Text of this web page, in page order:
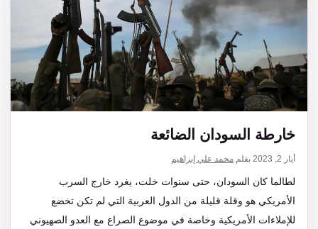
خارطة السودان الضائعة
أيار 2, 2023 بقلم محمد علي إبراهيم
لطالما كان السودان، حتى سنوات خلت، يغرد خارج السرب
الأمريكي هو وقلة قليلة من الدول العربية التي لم تكن تخضع
للإملاءات الأمريكية وخاصة في موضوع الصراع مع العدو الصهيوني